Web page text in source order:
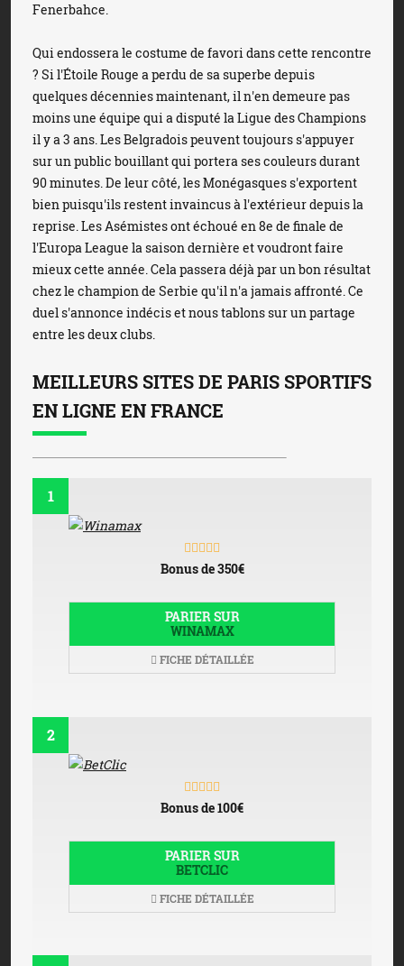
Fenerbahce.
Qui endossera le costume de favori dans cette rencontre
? Si l'Étoile Rouge a perdu de sa superbe depuis
quelques décennies maintenant, il n'en demeure pas
moins une équipe qui a disputé la Ligue des Champions
il y a 3 ans. Les Belgradois peuvent toujours s'appuyer
sur un public bouillant qui portera ses couleurs durant
90 minutes. De leur côté, les Monégasques s'exportent
bien puisqu'ils restent invaincus à l'extérieur depuis la
reprise. Les Asémistes ont échoué en 8e de finale de
l'Europa League la saison dernière et voudront faire
mieux cette année. Cela passera déjà par un bon résultat
chez le champion de Serbie qu'il n'a jamais affronté. Ce
duel s'annonce indécis et nous tablons sur un partage
entre les deux clubs.
MEILLEURS SITES DE PARIS SPORTIFS
EN LIGNE EN FRANCE
1
Bonus de 350€
PARIER SUR
WINAMAX
FICHE DÉTAILLÉE
2
Bonus de 100€
PARIER SUR
BETCLIC
FICHE DÉTAILLÉE